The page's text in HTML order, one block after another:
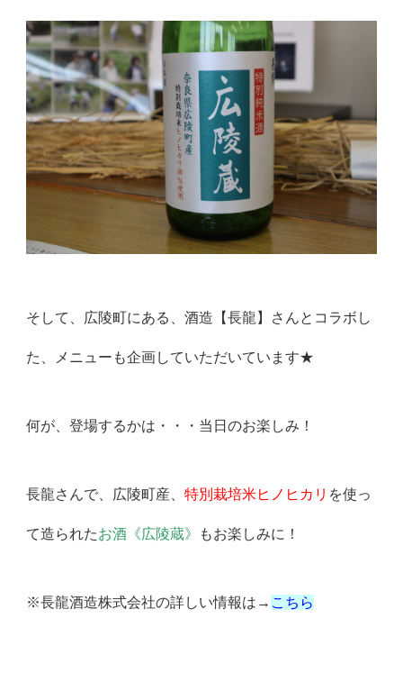
そして、広陵町にある、酒造【長龍】さんとコラボし
た、メニューも企画していただいています★
何が、登場するかは・・・当日のお楽しみ！
長龍さんで、広陵町産、特別栽培米ヒノヒカリ を使っ
て造られたお酒《広陵蔵》 もお楽しみに！
※長龍酒造株式会社の詳しい情報は→ こちら